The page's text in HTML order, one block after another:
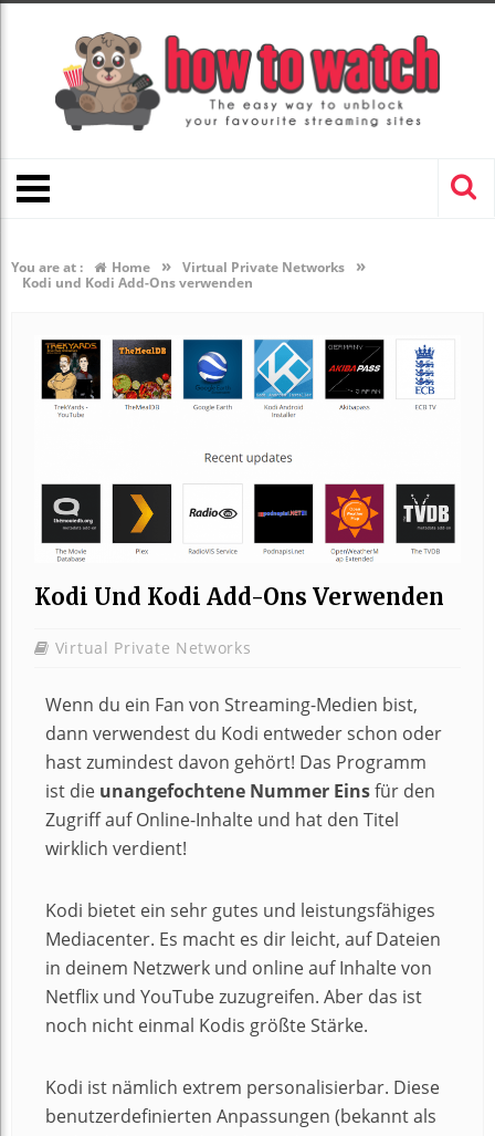
You are at : Home » Virtual Private Networks »
Kodi und Kodi Add-Ons verwenden
Kodi Und Kodi Add-Ons Verwenden
Virtual Private Networks
Wenn du ein Fan von Streaming-Medien bist,
dann verwendest du Kodi entweder schon oder
hast zumindest davon gehört! Das Programm
ist die unangefochtene Nummer Einsfür den
Zugriff auf Online-Inhalte und hat den Titel
wirklich verdient!
Kodi bietet ein sehr gutes und leistungsfähiges
Mediacenter. Es macht es dir leicht, auf Dateien
in deinem Netzwerk und online auf Inhalte von
Netflix und YouTube zuzugreifen. Aber das ist
noch nicht einmal Kodis größte Stärke.
Kodi ist nämlich extrem personalisierbar. Diese
benutzerdefinierten Anpassungen (bekannt als